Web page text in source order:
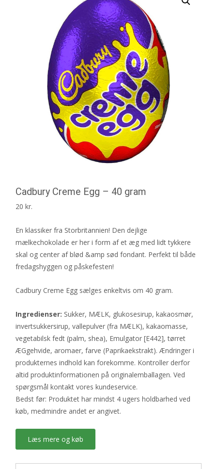
Cadbury Creme Egg – 40 gram
20 kr.
En klassiker fra Storbritannien! Den dejlige
mælkechokolade er her i form af et æg med lidt tykkere
skal og center af blød &amp sød fondant. Perfekt til både
fredagshyggen og påskefesten!
Cadbury Creme Egg sælges enkeltvis om 40 gram.
Ingredienser: Sukker, MÆLK, glukosesirup, kakaosmør,
invertsukkersirup, vallepulver (fra MÆLK), kakaomasse,
vegetabilsk fedt (palm, shea), Emulgator [E442], tørret
ÆGgehvide, aromaer, farve (Paprikaekstrakt). Ændringer i
produkternes indhold kan forekomme. Kontroller derfor
altid produktinformationen på originalemballagen. Ved
spørgsmål kontakt vores kundeservice.
Bedst før: Produktet har mindst 4 ugers holdbarhed ved
køb, medmindre andet er angivet.
Læs mere og køb